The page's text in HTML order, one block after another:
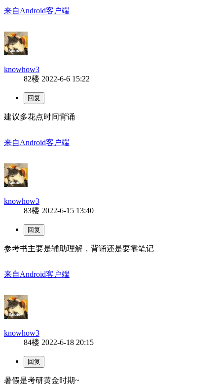
来自Android客户端
knowhow3
82楼 2022-6-6 15:22
建议多花点时间背诵
来自Android客户端
knowhow3
83楼 2022-6-15 13:40
参考书主要是辅助理解，背诵还是要靠笔记
来自Android客户端
knowhow3
84楼 2022-6-18 20:15
暑假是考研黄金时期~